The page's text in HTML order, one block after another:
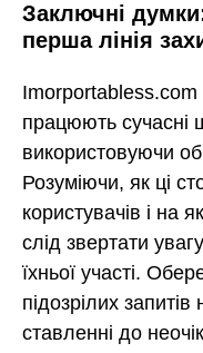
Заключні
перша лінія
Imorportabless.com
працюють сучасні
використовуючи
Розуміючи, як ці
користувачів і на
слід звертати
їхньої участі.
підозрілих
ставленні до